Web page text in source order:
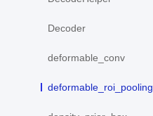
Decoder
deformable_conv
deformable_roi_pooling